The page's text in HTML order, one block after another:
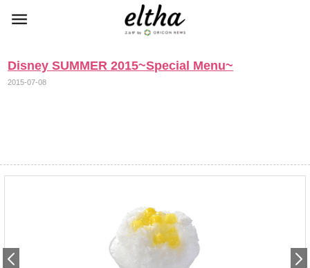
Disney SUMMER 2015~Special Menu~
2015-07-08